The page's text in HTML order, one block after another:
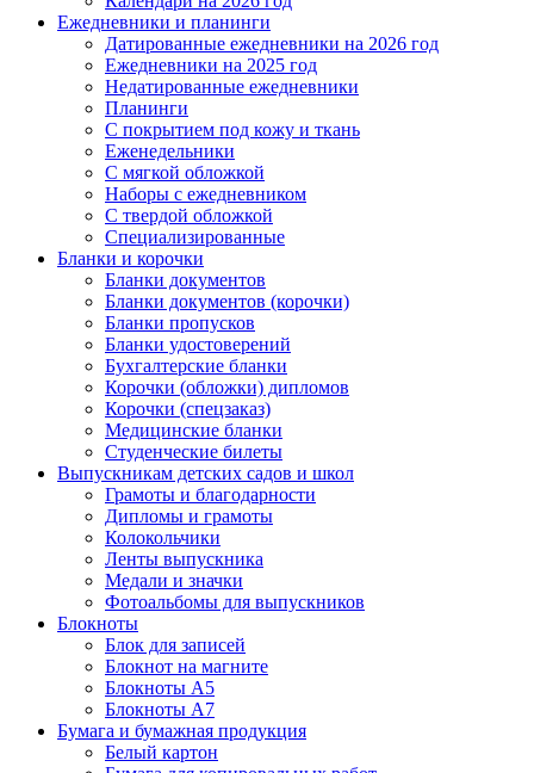
Ежедневники и планинги
Датированные ежедневники на 2026 год
Ежедневники на 2025 год
Недатированные ежедневники
Планинги
С покрытием под кожу и ткань
Еженедельники
С мягкой обложкой
Наборы с ежедневником
С твердой обложкой
Специализированные
Бланки и корочки
Бланки документов
Бланки документов (корочки)
Бланки пропусков
Бланки удостоверений
Бухгалтерские бланки
Корочки (обложки) дипломов
Корочки (спецзаказ)
Медицинские бланки
Студенческие билеты
Выпускникам детских садов и школ
Грамоты и благодарности
Дипломы и грамоты
Колокольчики
Ленты выпускника
Медали и значки
Фотоальбомы для выпускников
Блокноты
Блок для записей
Блокнот на магните
Блокноты А5
Блокноты А7
Бумага и бумажная продукция
Белый картон